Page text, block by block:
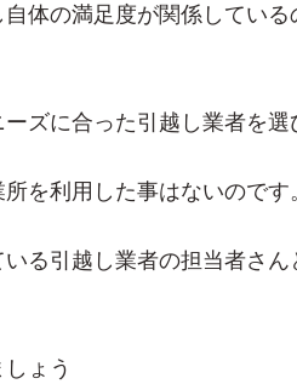
体の満足度が関係している
ズに合った引越し業者を選
を利用した事はないのです
る引越し業者の担当者さ
ょう